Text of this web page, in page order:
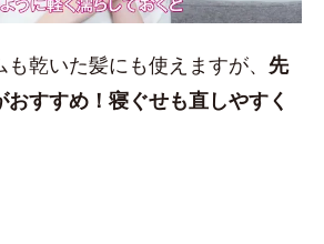
乾いた髪にも使えますが、 先
おすすめ！寝ぐせも直しやすく